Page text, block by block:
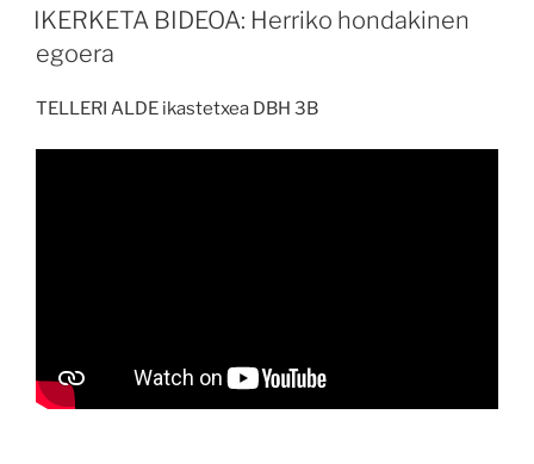
IKERKETA BIDEOA: Herriko hondakinen
egoera
TELLERI ALDE ikastetxea DBH 3B